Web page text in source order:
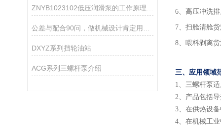
DXYZ系列挡轮油站
ACG系列三螺杆泵介绍
6、高压冲洗
7、扫舱清舱
8、喂料剥离
三、应用领域
1、 三螺杆泵
2、 产品包括
3、 在供热设
4、 在机械工